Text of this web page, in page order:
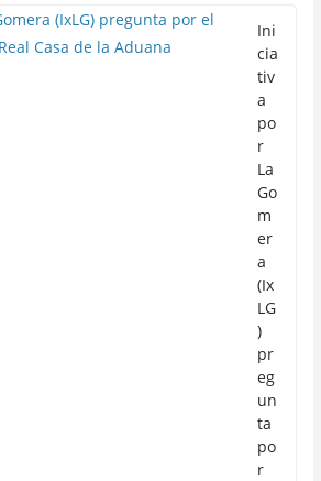
Ini
cia
tiv
a
po
r
La
Go
m
er
a
(Ix
LG
)
pr
eg
un
ta
po
r